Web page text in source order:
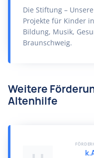
Die Stiftung –
Projekte für Kinder
Bildung, Musik,
Braunschweig.
Weitere
Altenhilfe